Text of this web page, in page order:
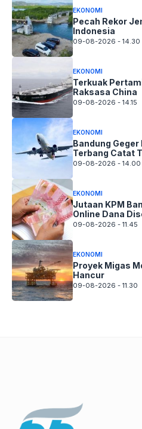
EKONOMI
Pecah Rekor
Indonesia
09-08-2026 - 14.30
EKONOMI
Terkuak
Raksasa China
09-08-2026 - 14.15
EKONOMI
Bandung
Terbang Catat
09-08-2026 - 14.00
EKONOMI
Jutaan KPM
Online Dana
09-08-2026 - 11.45
EKONOMI
Proyek Migas
Hancur
09-08-2026 - 11.30